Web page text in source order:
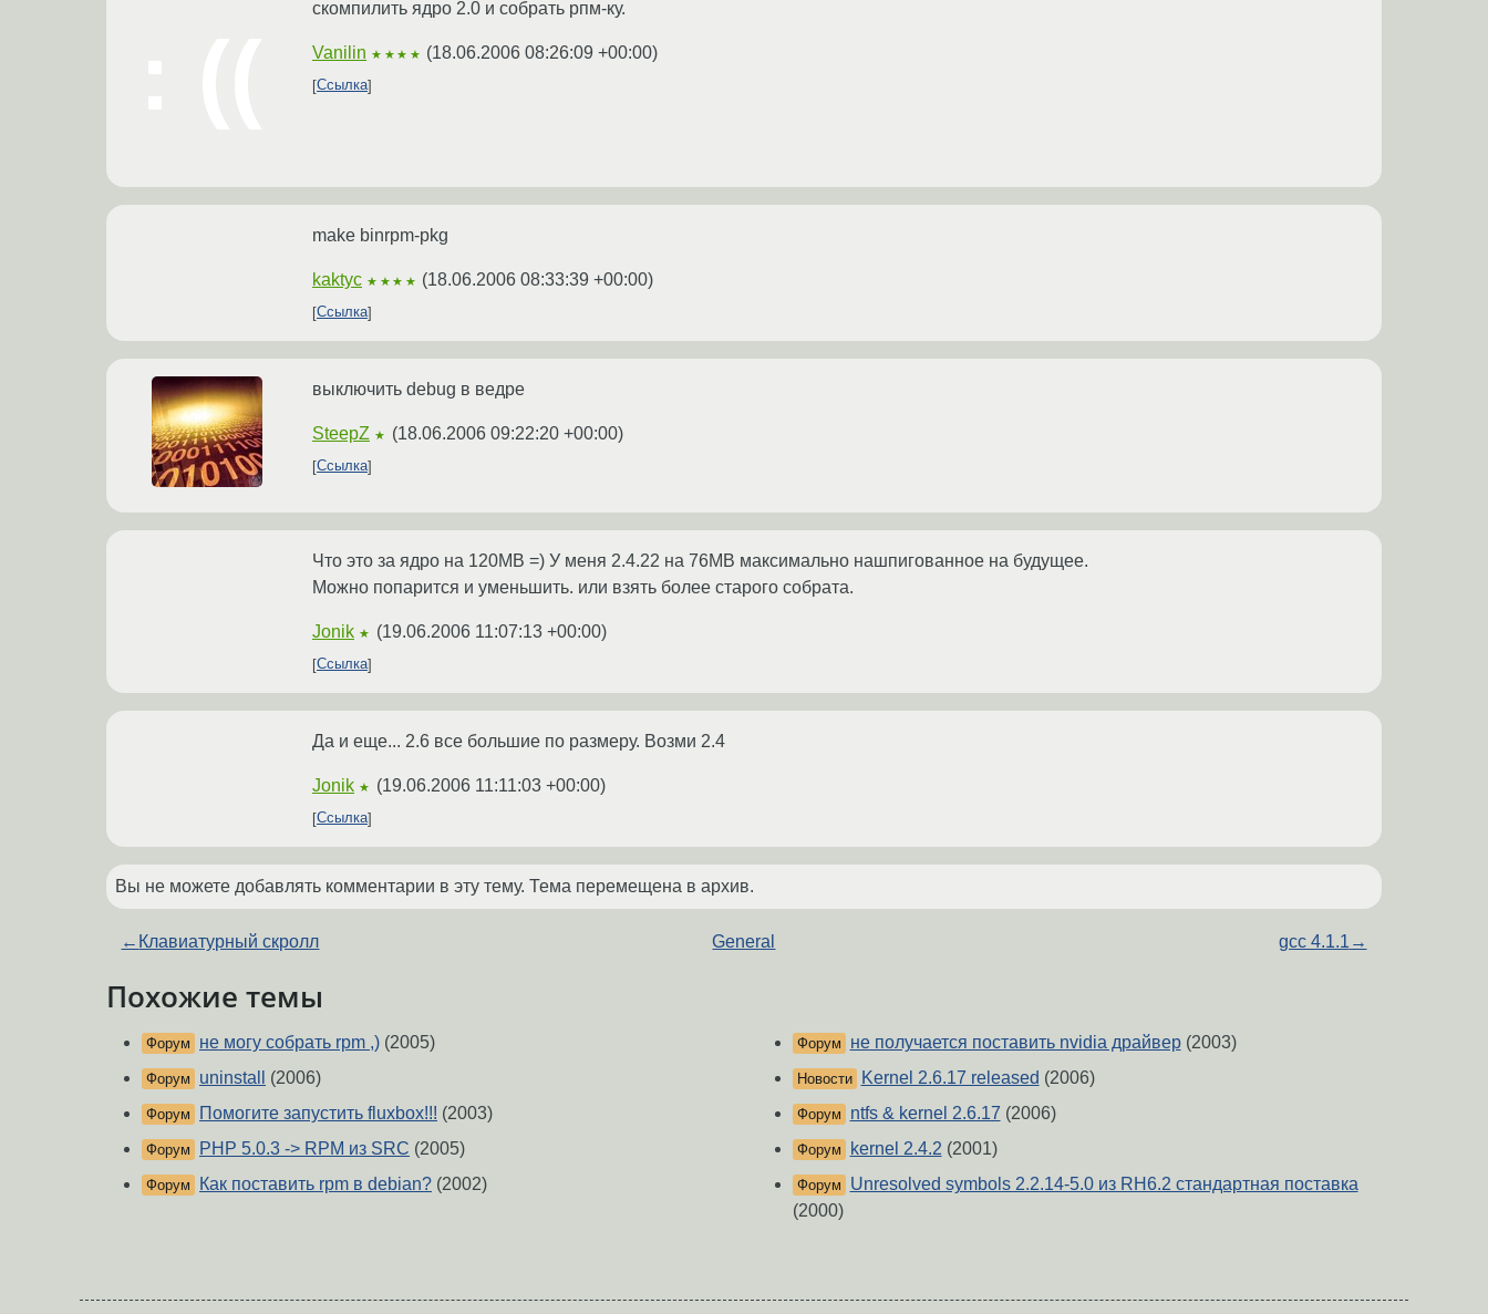
скомпилить ядро 2.0 и собрать рпм-ку.
Vanilin ★★★★ (18.06.2006 08:26:09 +00:00)
Ссылка
make binrpm-pkg
kaktyc ★★★★ (18.06.2006 08:33:39 +00:00)
Ссылка
выключить debug в ведре
SteepZ ★ (18.06.2006 09:22:20 +00:00)
Ссылка
Что это за ядро на 120MB =) У меня 2.4.22 на 76MB максимально нашпигованное на будущее.
Можно попарится и уменьшить. или взять более старого собрата.
Jonik ★ (19.06.2006 11:07:13 +00:00)
Ссылка
Да и еще... 2.6 все большие по размеру. Возми 2.4
Jonik ★ (19.06.2006 11:11:03 +00:00)
Ссылка
Вы не можете добавлять комментарии в эту тему. Тема перемещена в архив.
← Клавиатурный скролл General gcc 4.1.1 →
Похожие темы
Форум не могу собрать rpm ,) (2005)
Форум uninstall (2006)
Форум Помогите запустить fluxbox!!! (2003)
Форум PHP 5.0.3 -> RPM из SRC (2005)
Форум Как поставить rpm в debian? (2002)
Форум не получается поставить nvidia драйвер(2003)
Новости Kernel 2.6.17 released (2006)
Форум ntfs & kernel 2.6.17 (2006)
Форум kernel 2.4.2 (2001)
Форум
Unresolved symbols 2.2.14-5.0 из RH6.2 стандартная поставка
(2000)